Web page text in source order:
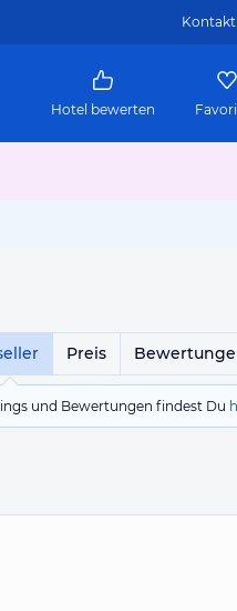
Kontakt
Hotel bewerten
Preis
und Bewertungen findest Du